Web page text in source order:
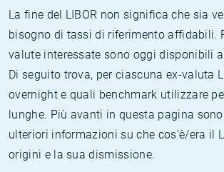
La fine del LIBOR non significa che sia
bisogno di tassi di riferimento affidabili.
valute interessate sono oggi disponibili
Di seguito trova, per ciascuna ex-valuta
overnight e quali benchmark utilizzare
lunghe. Più avanti in questa pagina
ulteriori informazioni su che cos’è/era il
origini e la sua dismissione.